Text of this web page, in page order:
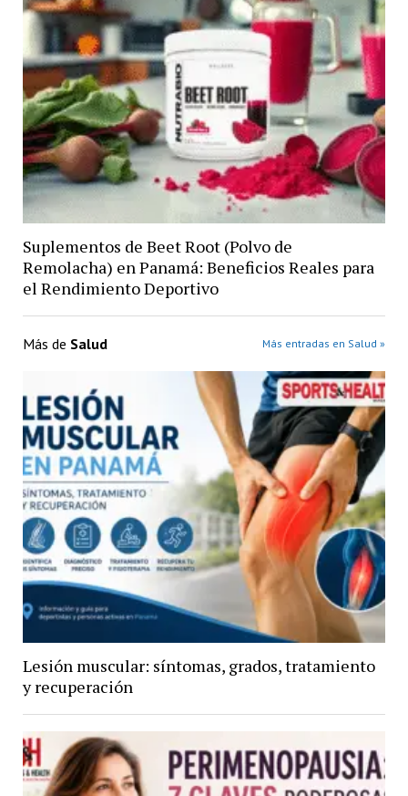
Suplementos de Beet Root (Polvo de
Remolacha) en Panamá: Beneficios Reales para
el Rendimiento Deportivo
Más de Salud Más entradas en Salud »
Lesión muscular: síntomas, grados, tratamiento
y recuperación